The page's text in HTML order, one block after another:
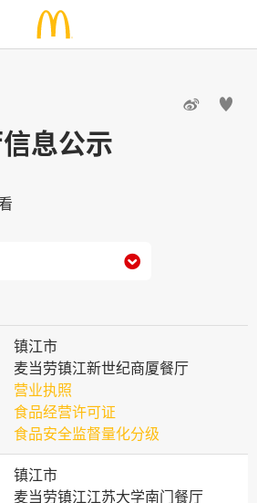
 
息公示

镇江市
麦当劳镇江新世纪商厦餐厅
营业执照
食品经营许可证
食品安全监督量化分级
镇江市
麦当劳镇江江苏大学南门餐厅